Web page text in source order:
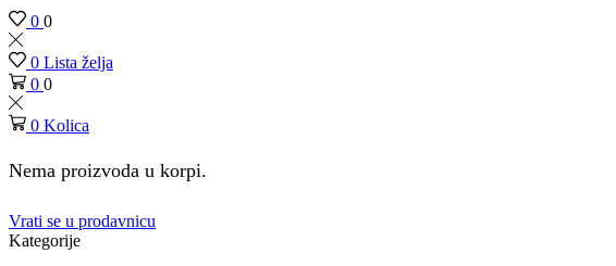
0 0
0 Lista želja
0 0
0 Kolica
Nema proizvoda u korpi.
Vrati se u prodavnicu
Kategorije